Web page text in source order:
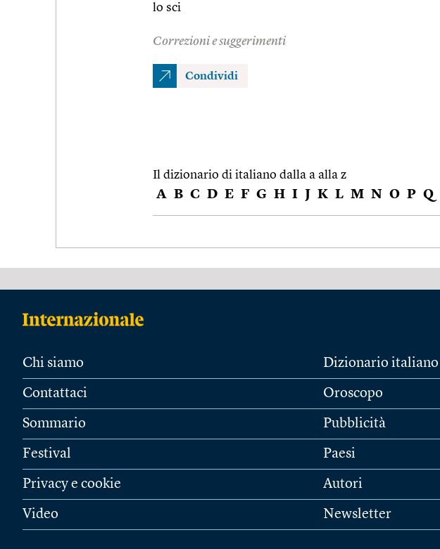
lo sci
Correzioni e suggerimenti
Condividi
Il dizionario di italiano dalla a alla z
A B C D E F G H I J K L M N O P Q
Chi siamo
Contattaci
Sommario
Festival
Privacy e cookie
Video
Dizionario italiano
Oroscopo
Pubblicità
Paesi
Autori
Newsletter